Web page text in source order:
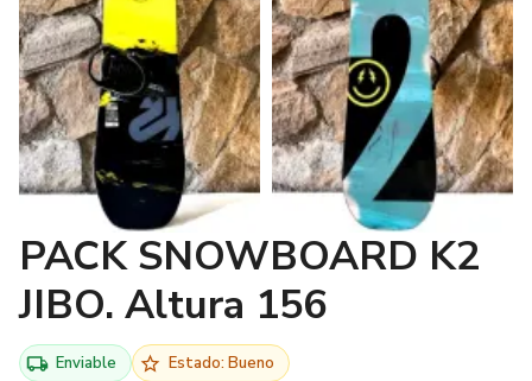
PACK SNOWBOARD K2
JIBO. Altura 156
Enviable Estado: Bueno